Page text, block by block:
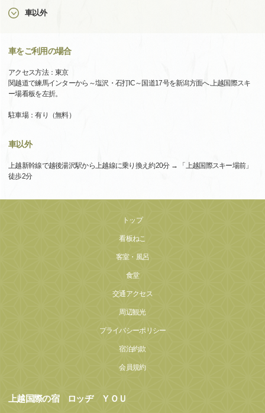
車以外
車をご利用の場合
アクセス方法：東京
関越道で練馬インターから～塩沢・石打IC～国道17号を新潟方面へ.上越国際スキ
ー場看板を左折。
駐車場：有り（無料）
車以外
上越新幹線で越後湯沢駅から上越線に乗り換え約20分 → 「上越国際スキー場前」
徒歩2分
トップ
看板ねこ
客室・風呂
食堂
交通アクセス
周辺観光
プライバシーポリシー
宿泊約款
会員規約
上越国際の宿 ロッヂ ＹＯＵ